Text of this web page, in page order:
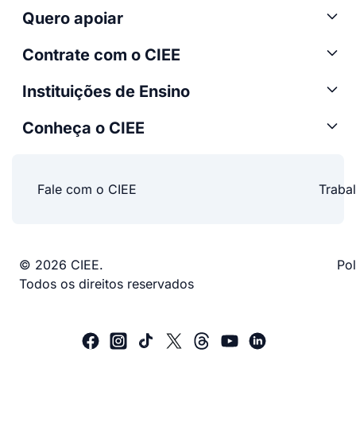
Quero apoiar
Contrate com o CIEE
Instituições de Ensino
Conheça o CIEE
Fale com o CIEE
© 2026 CIEE.
Todos os direitos reservados